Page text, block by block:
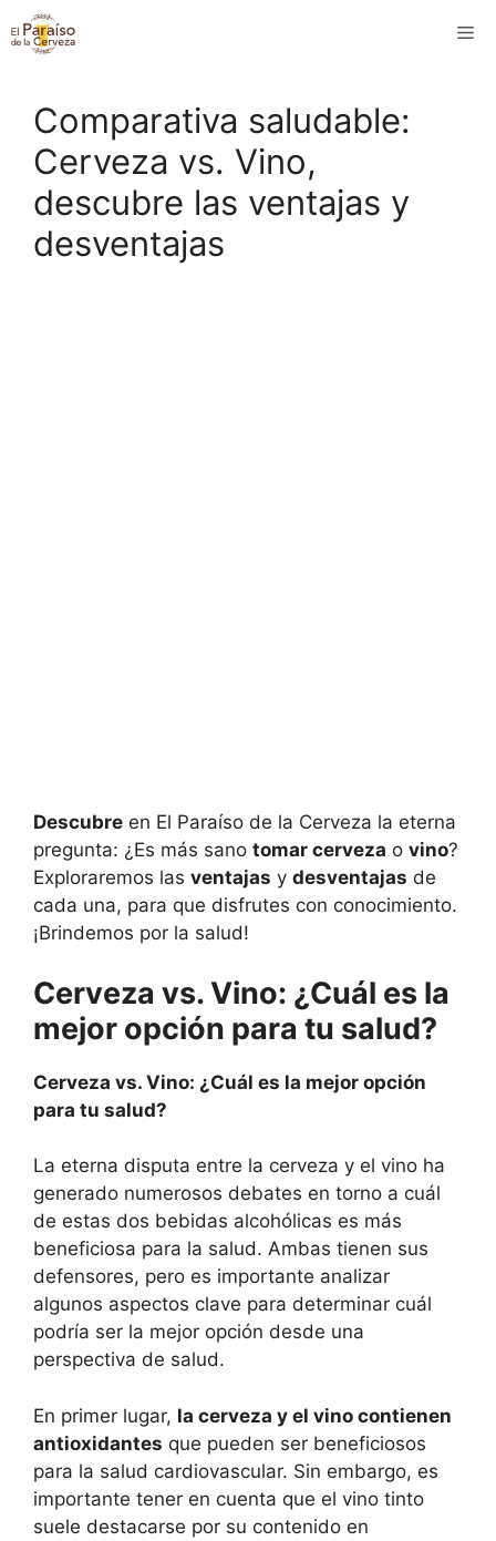
Saltar
al
Comparativa saludable:
Cerveza vs. Vino,
descubre las ventajas y
desventajas
Descubre en El Paraíso de la Cerveza la eterna
pregunta: ¿Es más sano tomar cerveza o vino?
Exploraremos las ventajas y desventajas de
cada una, para que disfrutes con conocimiento.
¡Brindemos por la salud!
Cerveza vs. Vino: ¿Cuál es la
mejor opción para tu salud?
Cerveza vs. Vino: ¿Cuál es la mejor opción
para tu salud?
La eterna disputa entre la cerveza y el vino ha
generado numerosos debates en torno a cuál
de estas dos bebidas alcohólicas es más
beneficiosa para la salud. Ambas tienen sus
defensores, pero es importante analizar
algunos aspectos clave para determinar cuál
podría ser la mejor opción desde una
perspectiva de salud.
En primer lugar, la cerveza y el vino contienen
antioxidantes que pueden ser beneficiosos
para la salud cardiovascular. Sin embargo, es
importante tener en cuenta que el vino tinto
suele destacarse por su contenido en